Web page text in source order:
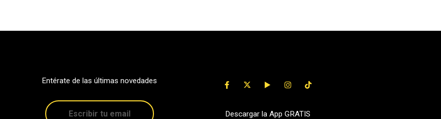
Entérate de las últimas novedades
Descargar la App GRATIS